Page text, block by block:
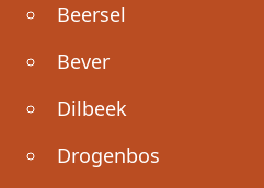
Beersel
Bever
Dilbeek
Drogenbos